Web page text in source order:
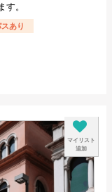
。
あり
マイリスト
追加